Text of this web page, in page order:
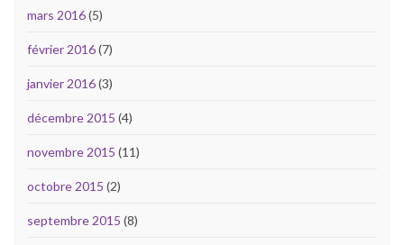
mars 2016(5)
février 2016(7)
janvier 2016(3)
décembre 2015 (4)
novembre 2015 (11)
octobre 2015 (2)
septembre 2015 (8)